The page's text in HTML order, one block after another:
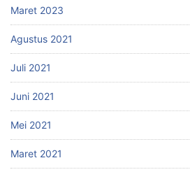
Maret 2023
Agustus 2021
Juli 2021
Juni 2021
Mei 2021
Maret 2021